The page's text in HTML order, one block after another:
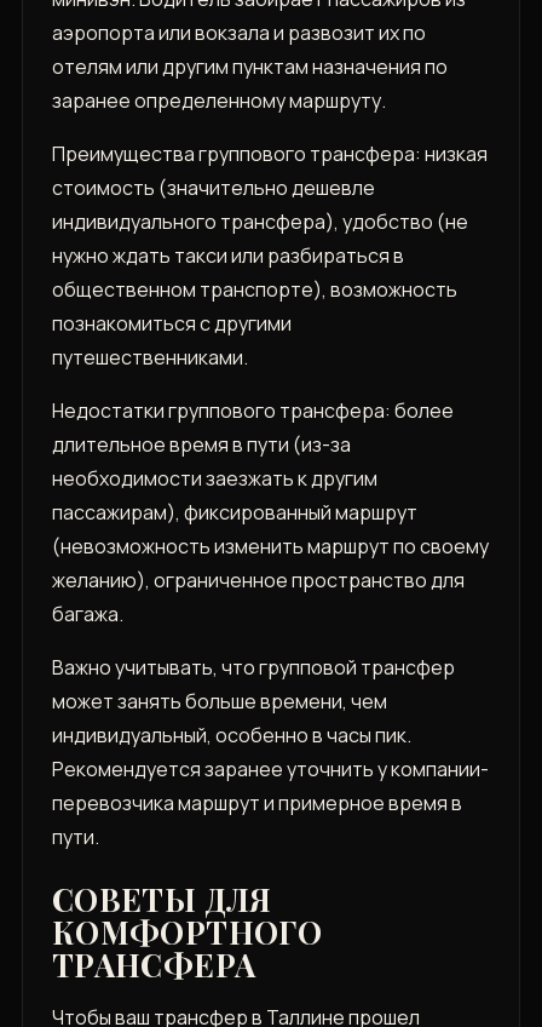
аэропорта или вокзала и развозит их по
отелям или другим пунктам назначения по
заранее определенному маршруту.
Преимущества группового трансфера: низкая
стоимость (значительно дешевле
индивидуального трансфера)‚ удобство (не
нужно ждать такси или разбираться в
общественном транспорте)‚ возможность
познакомиться с другими
путешественниками.
Недостатки группового трансфера: более
длительное время в пути (из-за
необходимости заезжать к другим
пассажирам)‚ фиксированный маршрут
(невозможность изменить маршрут по своему
желанию)‚ ограниченное пространство для
багажа.
Важно учитывать‚ что групповой трансфер
может занять больше времени‚ чем
индивидуальный‚ особенно в часы пик.
Рекомендуется заранее уточнить у компании-
перевозчика маршрут и примерное время в
пути.
СОВЕТЫ ДЛЯ
КОМФОРТНОГО
ТРАНСФЕРА
Чтобы ваш трансфер в Таллине прошел